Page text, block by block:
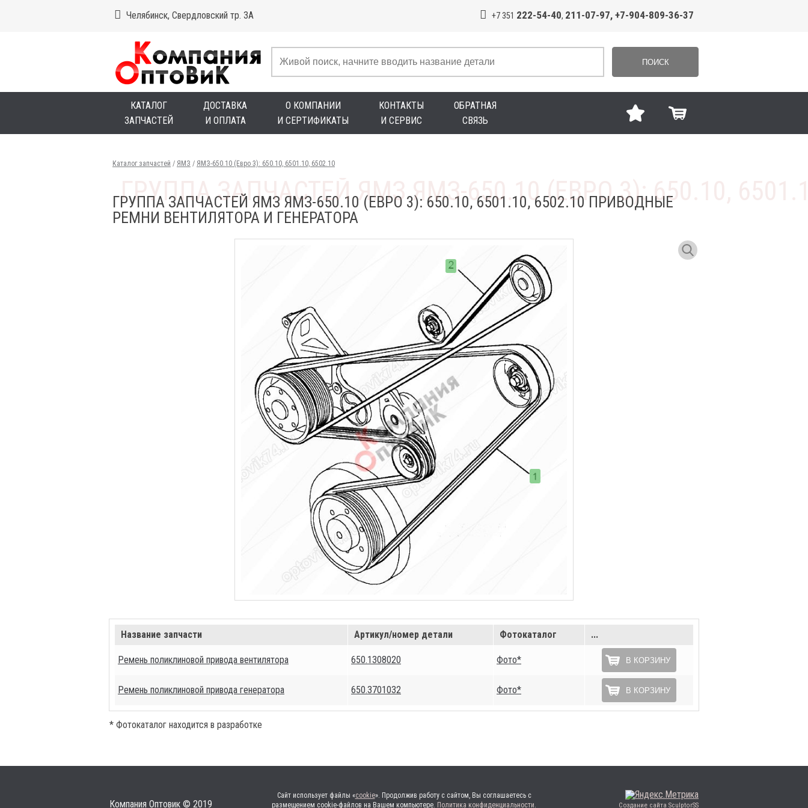
Челябинск, Свердловский тр. 3А +7 351 222-54-40, 211-07-97, +7-904-809-36-37
ПОИСК
КАТАЛОГ
ЗАПЧАСТЕЙ
ДОСТАВКА
И ОПЛАТА
О КОМПАНИИ
И СЕРТИФИКАТЫ
КОНТАКТЫ
И СЕРВИС
ОБРАТНАЯ
СВЯЗЬ
Каталог запчастей / ЯМЗ / ЯМЗ-650.10 (Евро 3): 650.10, 6501.10, 6502.10
ГРУППА ЗАПЧАСТЕЙ ЯМЗ ЯМЗ-650.10 (ЕВРО 3): 650.10, 6501.10, 6502.10 ПРИВОДНЫЕ
РЕМНИ ВЕНТИЛЯТОРА И ГЕНЕРАТОРА
Название запчасти Артикул/номер детали Фотокаталог ...
Ремень поликлиновой привода вентилятора 650.1308020 Фото* В КОРЗИНУ
Ремень поликлиновой привода генератора 650.3701032 Фото* В КОРЗИНУ
* Фотокаталог находится в разработке
Компания Оптовик © 2019
Сайт использует файлы «cookie». Продолжив работу с сайтом, Вы соглашаетесь с
размещением cookie-файлов на Вашем компьютере. Политика конфиденциальности. Создание сайта SculptorSS